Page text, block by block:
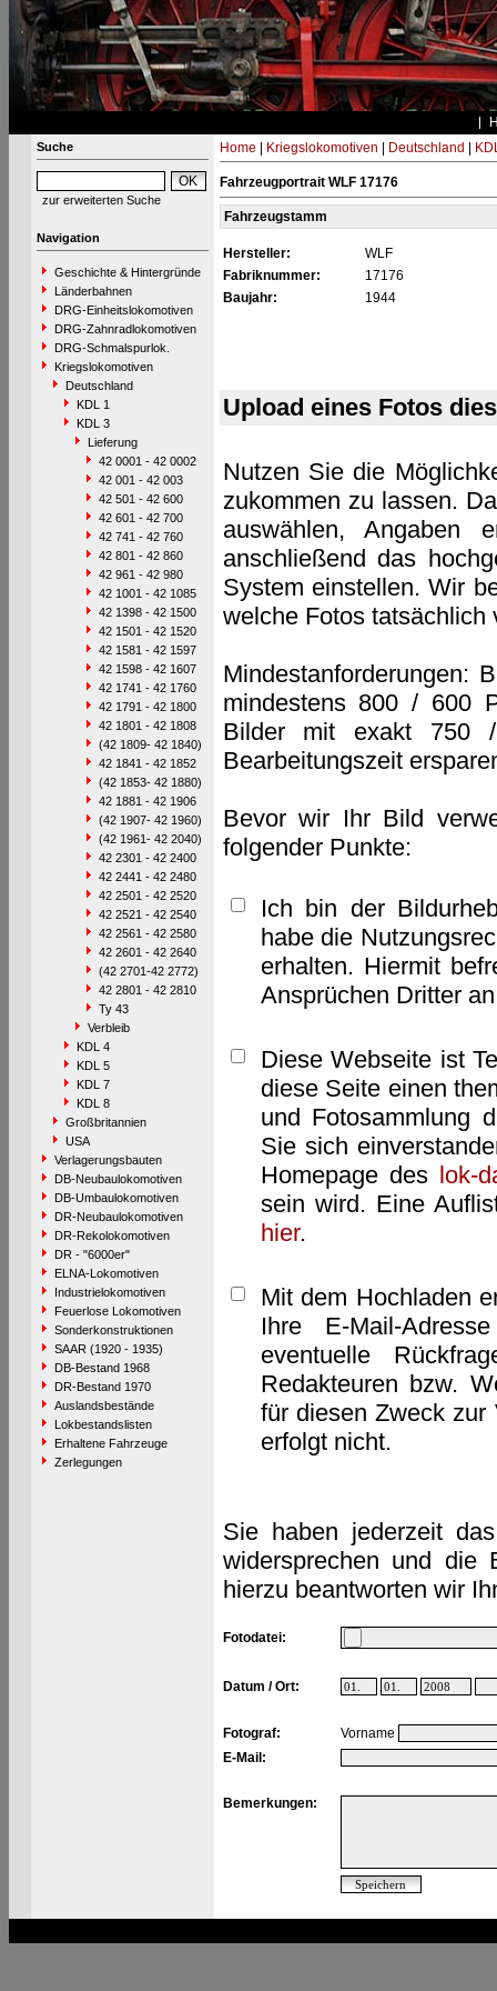
Suche
zur erweiterten Suche
Navigation
Geschichte & Hintergründe
Länderbahnen
DRG-Einheitslokomotiven
DRG-Zahnradlokomotiven
DRG-Schmalspurlok.
Kriegslokomotiven
Deutschland
KDL 1
KDL 3
Lieferung
42 0001 - 42 0002
42 001 - 42 003
42 501 - 42 600
42 601 - 42 700
42 741 - 42 760
42 801 - 42 860
42 961 - 42 980
42 1001 - 42 1085
42 1398 - 42 1500
42 1501 - 42 1520
42 1581 - 42 1597
42 1598 - 42 1607
42 1741 - 42 1760
42 1791 - 42 1800
42 1801 - 42 1808
(42 1809- 42 1840)
42 1841 - 42 1852
(42 1853- 42 1880)
42 1881 - 42 1906
(42 1907- 42 1960)
(42 1961- 42 2040)
42 2301 - 42 2400
42 2441 - 42 2480
42 2501 - 42 2520
42 2521 - 42 2540
42 2561 - 42 2580
42 2601 - 42 2640
(42 2701-42 2772)
42 2801 - 42 2810
Ty 43
Verbleib
KDL 4
KDL 5
KDL 7
KDL 8
Großbritannien
USA
Verlagerungsbauten
DB-Neubaulokomotiven
DB-Umbaulokomotiven
DR-Neubaulokomotiven
DR-Rekolokomotiven
DR - "6000er"
ELNA-Lokomotiven
Industrielokomotiven
Feuerlose Lokomotiven
Sonderkonstruktionen
SAAR (1920 - 1935)
DB-Bestand 1968
DR-Bestand 1970
Auslandsbestände
Lokbestandslisten
Erhaltene Fahrzeuge
Zerlegungen
Home Kriegslokomotiven Deutschland
Fahrzeugportrait WLF 17176
Fahrzeugstamm
Hersteller:
WLF
Fabriknummer:
17176
Baujahr:
1944
Upload eines Fotos
Nutzen Sie die
zukommen zu lassen.
auswählen, Angaben
anschließend das
System einstellen. Wir
welche Fotos tatsächlich
Mindestanforderungen:
mindestens 800 / 600
Bilder mit exakt 750
Bearbeitungszeit
Bevor wir Ihr Bild
folgender Punkte:
Ich bin der
habe die
erhalten. Hiermit
Ansprüchen Dritter
Diese Webseite ist
diese Seite einen
und Fotosammlung
Sie sich
Homepage des lok-
sein wird. Eine
hier.
Mit dem Hochladen
Ihre E-Mail-
eventuelle
Redakteuren bzw.
für diesen Zweck zur
erfolgt nicht.
Sie haben jederzeit
widersprechen und die
hierzu beantworten wir
Fotodatei:
Datum / Ort:
Fotograf:
Vorname
E-Mail:
Bemerkungen: